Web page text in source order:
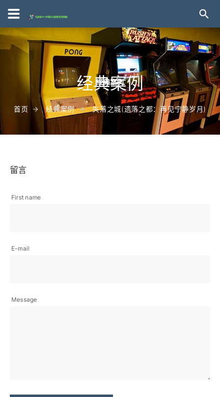
经典案例
首页 经典案例 失落之城(遗落之都：再见宁静岁月)
留言
First name
E-mail
Message